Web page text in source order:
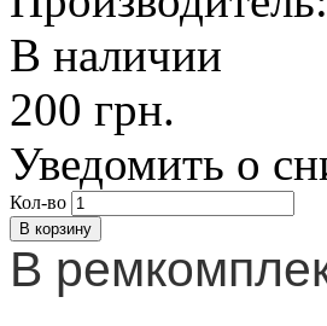
В наличии
200 грн.
Уведомить о
Кол-во
В